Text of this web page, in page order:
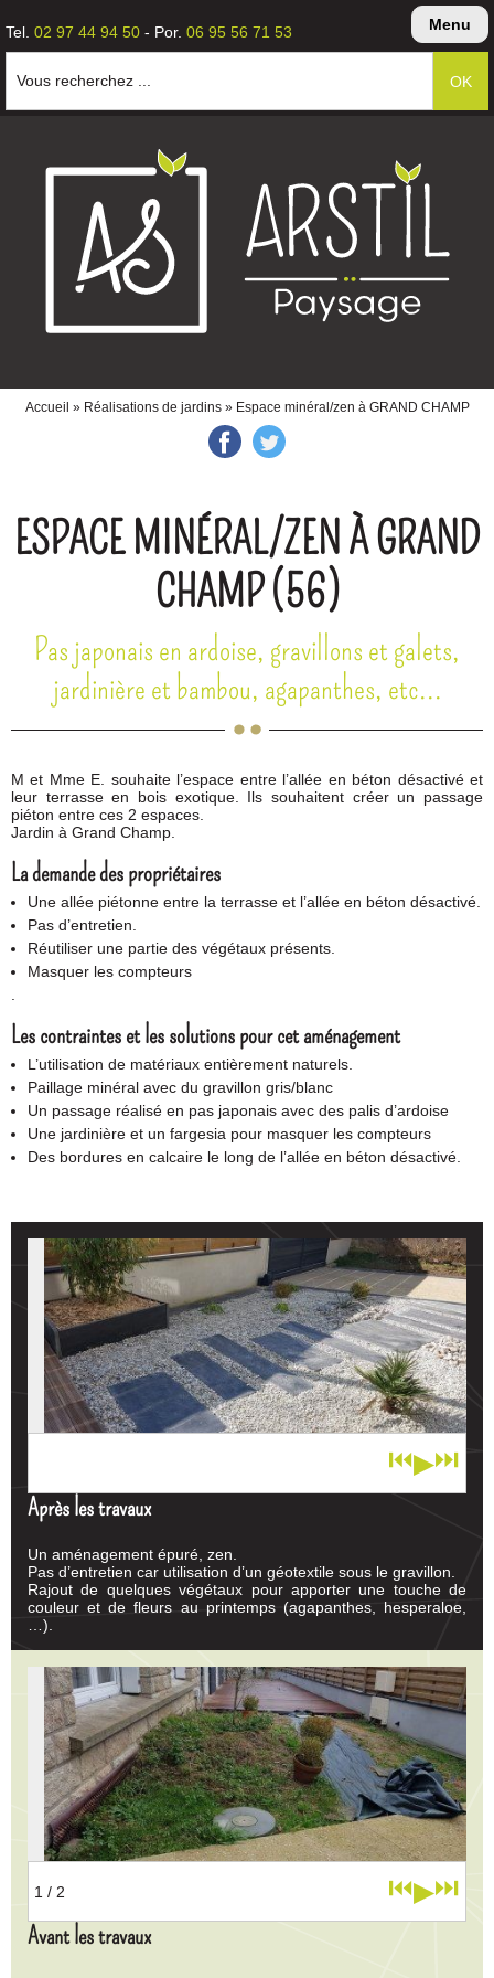
Tel. 02 97 44 94 50 - Por. 06 95 56 71 53
Vous recherchez ...
Menu
Accueil » Réalisations de jardins» Espace minéral/zen à GRAND CHAMP
ESPACE MINÉRAL/ZEN À GRAND
CHAMP (56)
Pas japonais en ardoise, gravillons et galets,
jardinière et bambou, agapanthes, etc...
M et Mme E. souhaite l’espace entre l’allée en béton désactivé et
leur terrasse en bois exotique. Ils souhaitent créer un passage
piéton entre ces 2 espaces.
Jardin à Grand Champ.
La demande des propriétaires
Une allée piétonne entre la terrasse et l’allée en béton désactivé.
Pas d’entretien.
Réutiliser une partie des végétaux présents.
Masquer les compteurs
.
Les contraintes et les solutions pour cet aménagement
L’utilisation de matériaux entièrement naturels.
Paillage minéral avec du gravillon gris/blanc
Un passage réalisé en pas japonais avec des palis d’ardoise
Une jardinière et un fargesia pour masquer les compteurs
Des bordures en calcaire le long de l’allée en béton désactivé.
⏮▶⏭
Après les travaux
Un aménagement épuré, zen.
Pas d’entretien car utilisation d’un géotextile sous le gravillon.
Rajout de quelques végétaux pour apporter une touche de
couleur et de fleurs au printemps (agapanthes, hesperaloe,
…).
1 / 2 ⏮▶⏭
Avant les travaux